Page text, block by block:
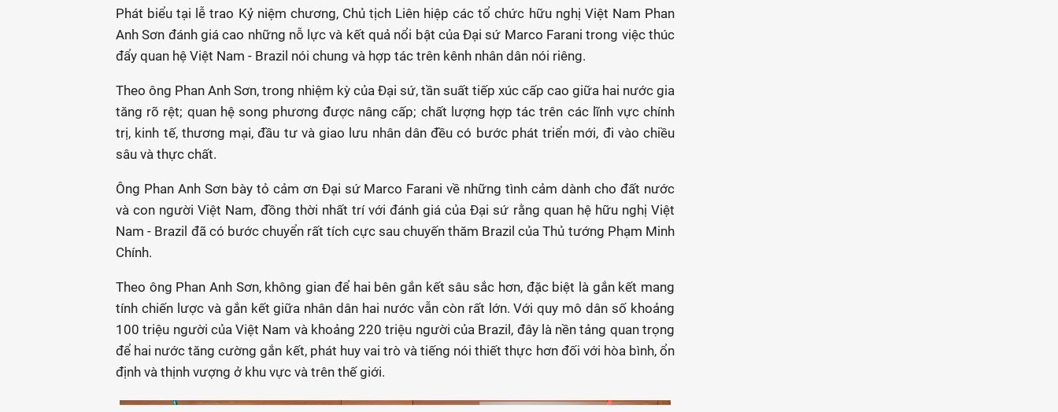
Phát biểu tại lễ trao Kỷ niệm chương, Chủ tịch Liên hiệp các tổ chức hữu nghị Việt Nam Phan
Anh Sơn đánh giá cao những nỗ lực và kết quả nổi bật của Đại sứ Marco Farani trong việc thúc
đẩy quan hệ Việt Nam - Brazil nói chung và hợp tác trên kênh nhân dân nói riêng.
Theo ông Phan Anh Sơn, trong nhiệm kỳ của Đại sứ, tần suất tiếp xúc cấp cao giữa hai nước gia
tăng rõ rệt; quan hệ song phương được nâng cấp; chất lượng hợp tác trên các lĩnh vực chính
trị, kinh tế, thương mại, đầu tư và giao lưu nhân dân đều có bước phát triển mới, đi vào chiều
sâu và thực chất.
Ông Phan Anh Sơn bày tỏ cảm ơn Đại sứ Marco Farani về những tình cảm dành cho đất nước
và con người Việt Nam, đồng thời nhất trí với đánh giá của Đại sứ rằng quan hệ hữu nghị Việt
Nam - Brazil đã có bước chuyển rất tích cực sau chuyến thăm Brazil của Thủ tướng Phạm Minh
Chính.
Theo ông Phan Anh Sơn, không gian để hai bên gắn kết sâu sắc hơn, đặc biệt là gắn kết mang
tính chiến lược và gắn kết giữa nhân dân hai nước vẫn còn rất lớn. Với quy mô dân số khoảng
100 triệu người của Việt Nam và khoảng 220 triệu người của Brazil, đây là nền tảng quan trọng
để hai nước tăng cường gắn kết, phát huy vai trò và tiếng nói thiết thực hơn đối với hòa bình, ổn
định và thịnh vượng ở khu vực và trên thế giới.